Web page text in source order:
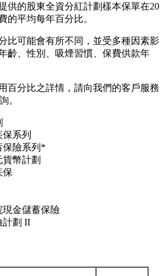
供的股東全資分紅計劃樣本保單在20
的平均每年百分比。
比可能會有所不同，並受多種因素影
齡、性別、吸煙習慣、保費供款年
百分比之詳情，請向我們的客戶服務
。
保系列
保險系列*
幣計劃
保
現金儲蓄保險
計劃 II